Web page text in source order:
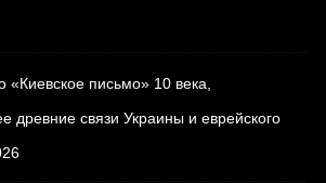
письмо» 10 века,
древние связи Украины и еврейского